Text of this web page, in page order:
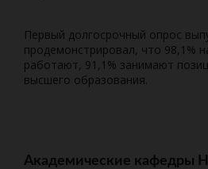
Первый долгосрочный опрос
продемонстрировал, что 98,1%
работают, 91,1% занимают
высшего образования.
Академические кафедры